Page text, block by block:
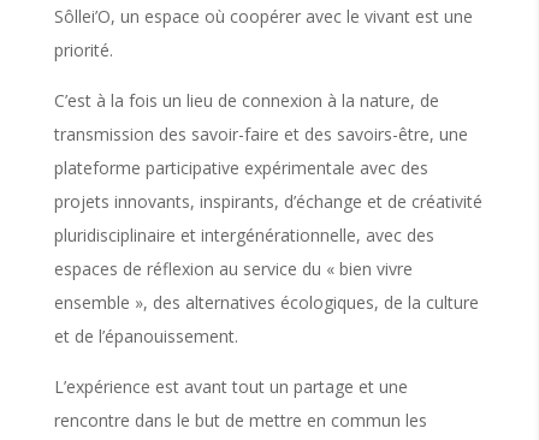
Sôllei’O, un espace où coopérer avec le vivant est une
priorité.
C’est à la fois un lieu de connexion à la nature, de
transmission des savoir-faire et des savoirs-être, une
plateforme participative expérimentale avec des
projets innovants, inspirants, d’échange et de créativité
pluridisciplinaire et intergénérationnelle, avec des
espaces de réflexion au service du « bien vivre
ensemble », des alternatives écologiques, de la culture
et de l’épanouissement.
L’expérience est avant tout un partage et une
rencontre dans le but de mettre en commun les